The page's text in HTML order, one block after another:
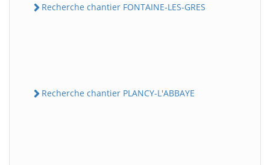
Recherche chantier FONTAINE-LES-GRES
Recherche chantier PLANCY-L'ABBAYE